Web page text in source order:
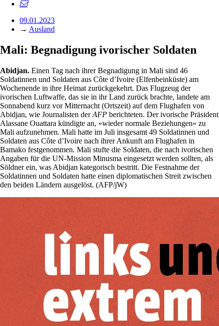
09.01.2023
→ Ausland
Mali: Begnadigung ivorischer Soldaten
Abidjan. Einen Tag nach ihrer Begnadigung in Mali sind 46
Soldatinnen und Soldaten aus Côte d’Ivoire (Elfenbeinküste) am
Wochenende in ihre Heimat zurückgekehrt. Das Flugzeug der
ivorischen Luftwaffe, das sie in ihr Land zurück brachte, landete am
Sonnabend kurz vor Mitternacht (Ortszeit) auf dem Flughafen von
Abidjan, wie Journalisten derAFP berichteten. Der ivorische Präsident
Alassane Ouattara kündigte an, »wieder normale Beziehungen« zu
Mali aufzunehmen. Mali hatte im Juli insgesamt 49 Soldatinnen und
Soldaten aus Côte d’Ivoire nach ihrer Ankunft am Flughafen in
Bamako festgenommen. Mali stufte die Soldaten, die nach ivorischen
Angaben für die UN-Mission Minusma eingesetzt werden sollten, als
Söldner ein, was Abidjan kategorisch bestritt. Die Festnahme der
Soldatinnen und Soldaten hatte einen diplomatischen Streit zwischen
den beiden Ländern ausgelöst. (AFP/jW)